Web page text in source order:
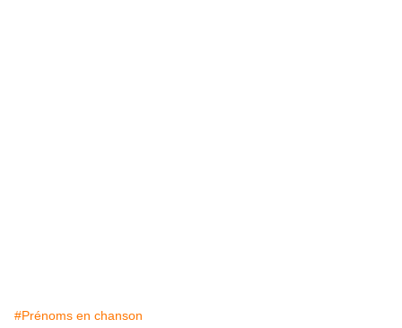
#Prénoms en chanson